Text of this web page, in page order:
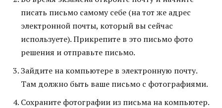
писать письмо самому себе (на тот же адрес
электронной почты, который вы сейчас
используете). Прикрепите в это письмо фото
решения и отправьте письмо.
Зайдите на компьютере в электронную почту.
Там должно быть ваше письмо с фотографиями.
Сохраните фотографии из письма на компьютер.